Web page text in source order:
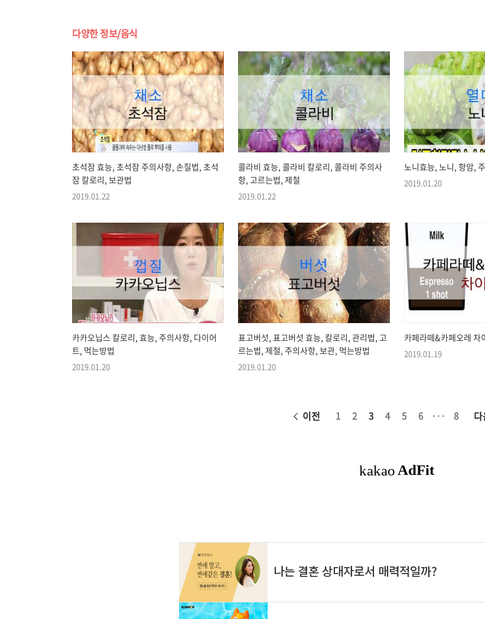
다양한 정보/음식
초석잠 효능, 초석잠 주의사항, 손질법, 초석
잠 칼로리, 보관법
2019.01.22
콜라비 효능, 콜라비 칼로리, 콜라비 주의사
항, 고르는법, 제철
2019.01.22
노니효능, 노니, 항암,
2019.01.20
카카오닙스 칼로리, 효능, 주의사항, 다이어
트, 먹는방법
2019.01.20
표고버섯, 표고버섯 효능, 칼로리, 관리법, 고
르는법, 제철, 주의사항, 보관, 먹는방법
2019.01.20
카페라떼&카페오레 차
2019.01.19
페
징
이전 1 2 3 4 5 6 ··· 8